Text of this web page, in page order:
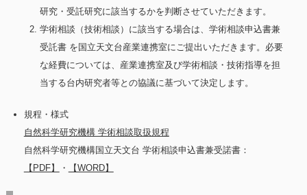
研究・受託研究に該当するかを判断させていただきます。
学術相談（技術相談）に該当する場合は、学術相談申込書兼
受託書 を国立天文台産業連携室にご提出いただきます。必要
な経費については、産業連携室及び学術相談・技術指導を担
当する台内研究者等との協議に基づいて決定します。
規程・様式
自然科学研究機構 学術相談取扱規程
自然科学研究機構国立天文台 学術相談申込書兼受諾書：
【PDF】
・ 【WORD】